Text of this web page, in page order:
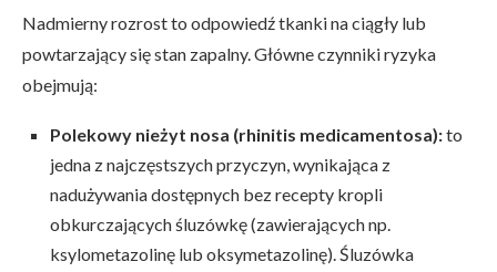
Nadmierny rozrost to odpowiedź tkanki na ciągły lub
powtarzający się stan zapalny. Główne czynniki ryzyka
obejmują:
Polekowy nieżyt nosa (rhinitis medicamentosa):to
jedna z najczęstszych przyczyn, wynikająca z
nadużywania dostępnych bez recepty kropli
obkurczających śluzówkę (zawierających np.
ksylometazolinę lub oksymetazolinę). Śluzówka